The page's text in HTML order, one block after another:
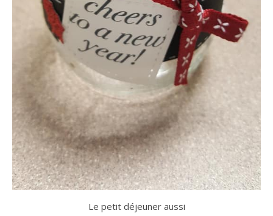
Le petit déjeuner aussi